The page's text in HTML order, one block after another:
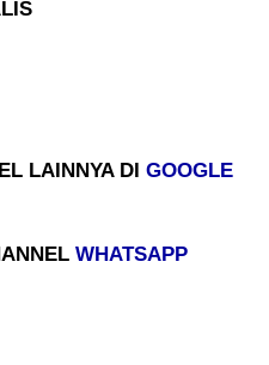
LAINNYA DIGOOGLE
WHATSAPP